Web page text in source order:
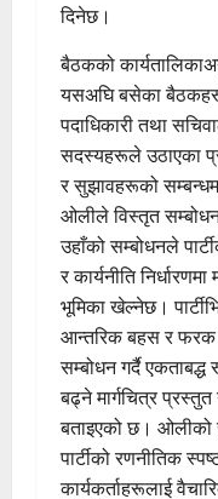
दिनेछ।
बैठकको
यसअघि बसेका
पदाधिकारी तथा
सदस्यहरूले उठाएका
र सुझावहरूको
ओलीले विस्तृत
उहाँको सम्बोधनले
र कार्यनीति निर्धारणमा
भूमिका खेल्नेछ।
आन्तरिक बहस र
सम्बोधन गर्दै एकताबद्ध
बढ्ने मार्गचित्र प्रस्तुत
बताइएको छ। ओलीको
पार्टीको रणनीतिक
कार्यकर्ताहरूलाई